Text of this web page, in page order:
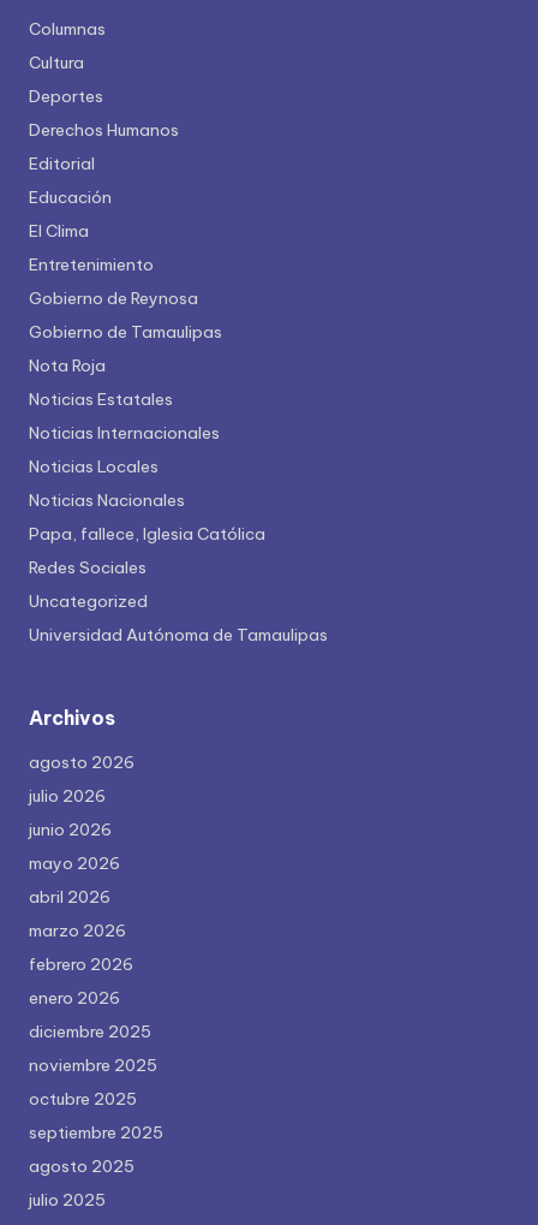
Columnas
Cultura
Deportes
Derechos Humanos
Editorial
Educación
El Clima
Entretenimiento
Gobierno de Reynosa
Gobierno de Tamaulipas
Nota Roja
Noticias Estatales
Noticias Internacionales
Noticias Locales
Noticias Nacionales
Papa, fallece, Iglesia Católica
Redes Sociales
Uncategorized
Universidad Autónoma de Tamaulipas
Archivos
agosto 2026
julio 2026
junio 2026
mayo 2026
abril 2026
marzo 2026
febrero 2026
enero 2026
diciembre 2025
noviembre 2025
octubre 2025
septiembre 2025
agosto 2025
julio 2025